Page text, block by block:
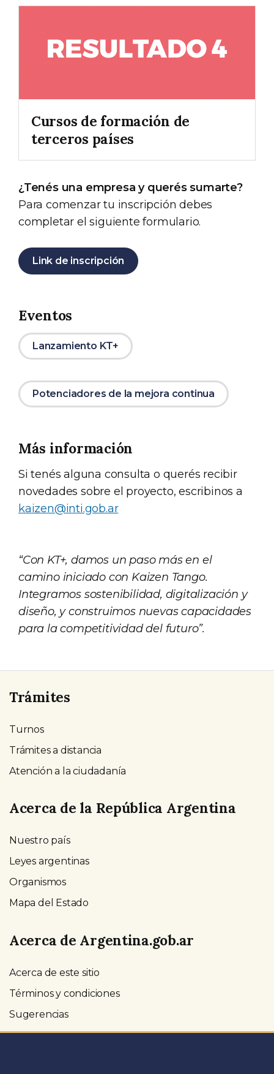
Cursos de formación de
terceros países
¿Tenés una empresa y querés sumarte?
Para comenzar tu inscripción debes
completar el siguiente formulario.
Link de inscripción
Eventos
Lanzamiento KT+
Potenciadores de la mejora continua
Más información
Si tenés alguna consulta o querés recibir
novedades sobre el proyecto, escribinos a
kaizen@inti.gob.ar
“Con KT+, damos un paso más en el
camino iniciado con Kaizen Tango.
Integramos sostenibilidad, digitalización y
diseño, y construimos nuevas capacidades
para la competitividad del futuro”.
Trámites
Turnos
Trámites a distancia
Atención a la ciudadanía
Acerca de la República Argentina
Nuestro país
Leyes argentinas
Organismos
Mapa del Estado
Acerca de Argentina.gob.ar
Acerca de este sitio
Términos y condiciones
Sugerencias